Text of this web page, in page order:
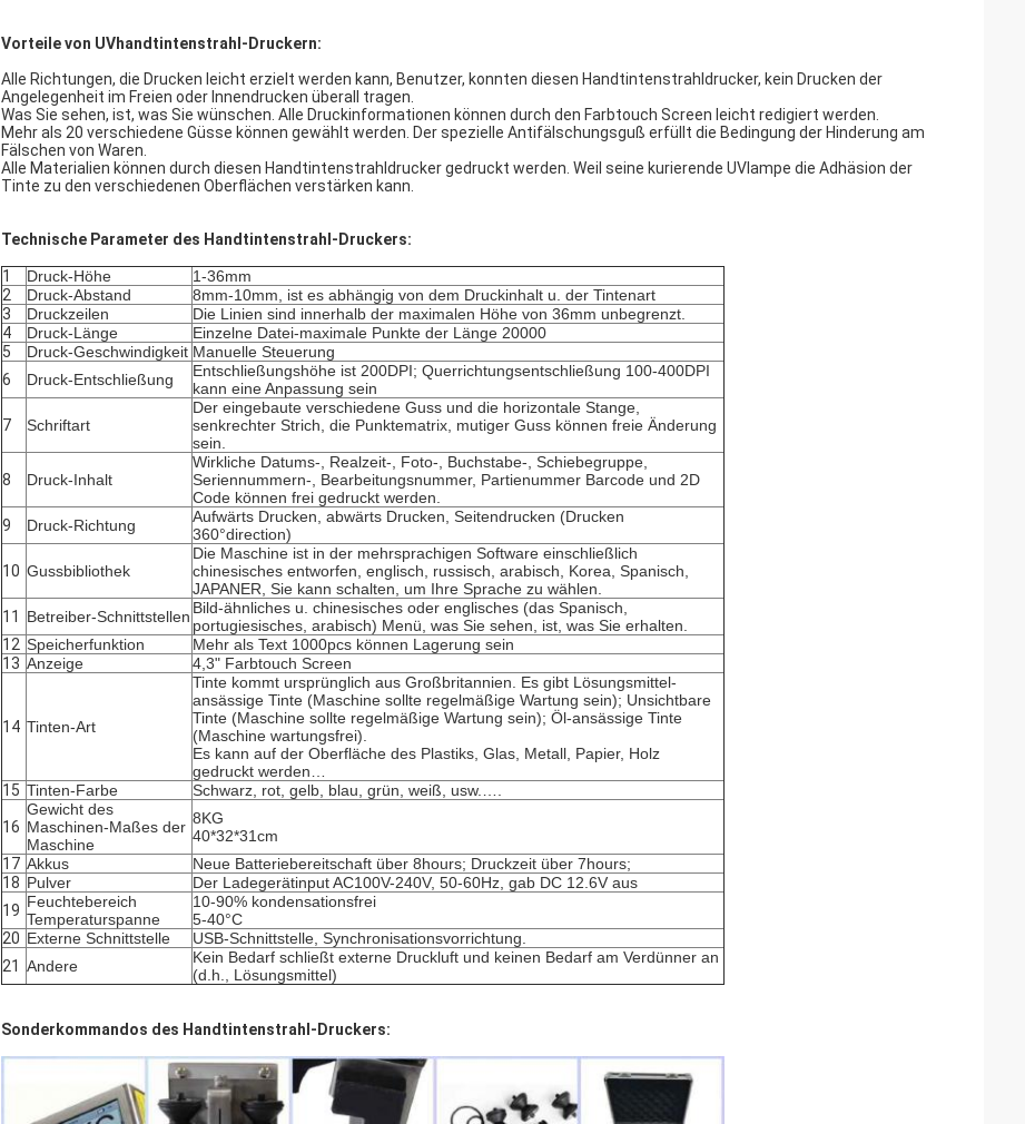
Vorteile von UVhandtintenstrahl-Druckern:
Alle Richtungen, die Drucken leicht erzielt werden kann, Benutzer, konnten diesen Handtintenstrahldrucker, kein Drucken der
Angelegenheit im Freien oder Innendrucken überall tragen.
Was Sie sehen, ist, was Sie wünschen. Alle Druckinformationen können durch den Farbtouch Screen leicht redigiert werden.
Mehr als 20 verschiedene Güsse können gewählt werden. Der spezielle Antifälschungsguß erfüllt die Bedingung der Hinderung am
Fälschen von Waren.
Alle Materialien können durch diesen Handtintenstrahldrucker gedruckt werden. Weil seine kurierende UVlampe die Adhäsion der
Tinte zu den verschiedenen Oberflächen verstärken kann.
Technische Parameter des Handtintenstrahl-Druckers:
1 Druck-Höhe
1-36mm
2
Druck-Abstand
8mm-10mm, ist es abhängig von dem Druckinhalt u. der Tintenart
3
Druckzeilen
Die Linien sind innerhalb der maximalen Höhe von 36mm unbegrenzt.
4
Druck-Länge
Einzelne Datei-maximale Punkte der Länge 20000
5
Druck-Geschwindigkeit Manuelle Steuerung
6
Druck-Entschließung
Entschließungshöhe ist 200DPI; Querrichtungsentschließung 100-400DPI
kann eine Anpassung sein
7 Schriftart
Der eingebaute verschiedene Guss und die horizontale Stange,
senkrechter Strich, die Punktematrix, mutiger Guss können freie Änderung
sein.
8 Druck-Inhalt
Wirkliche Datums-, Realzeit-, Foto-, Buchstabe-, Schiebegruppe,
Seriennummern-, Bearbeitungsnummer, Partienummer Barcode und 2D
Code können frei gedruckt werden.
9
Druck-Richtung
Aufwärts Drucken, abwärts Drucken, Seitendrucken (Drucken
360°direction)
10 Gussbibliothek
Die Maschine ist in der mehrsprachigen Software einschließlich
chinesisches entworfen, englisch, russisch, arabisch, Korea, Spanisch,
JAPANER, Sie kann schalten, um Ihre Sprache zu wählen.
11
Betreiber-Schnittstellen Bild-ähnliches u. chinesisches oder englisches (das Spanisch,
portugiesisches, arabisch) Menü, was Sie sehen, ist, was Sie erhalten.
12 Speicherfunktion
Mehr als Text 1000pcs können Lagerung sein
13 Anzeige 4,3" Farbtouch Screen
14 Tinten-Art
Tinte kommt ursprünglich aus Großbritannien. Es gibt Lösungsmittel-
ansässige Tinte (Maschine sollte regelmäßige Wartung sein); Unsichtbare
Tinte (Maschine sollte regelmäßige Wartung sein); Öl-ansässige Tinte
(Maschine wartungsfrei).
Es kann auf der Oberfläche des Plastiks, Glas, Metall, Papier, Holz
gedruckt werden…
15 Tinten-Farbe Schwarz, rot, gelb, blau, grün, weiß, usw.….
16
Gewicht des
Maschinen-Maßes der
Maschine
8KG
40*32*31cm
17 Akkus
Neue Batteriebereitschaft über 8hours; Druckzeit über 7hours;
18 Pulver
Der Ladegerätinput AC100V-240V, 50-60Hz, gab DC 12.6V aus
19 Feuchtebereich
Temperaturspanne
10-90% kondensationsfrei
5-40°C
20 Externe Schnittstelle
USB-Schnittstelle, Synchronisationsvorrichtung.
21 Andere
Kein Bedarf schließt externe Druckluft und keinen Bedarf am Verdünner an
(d.h., Lösungsmittel)
Sonderkommandos des Handtintenstrahl-Druckers: